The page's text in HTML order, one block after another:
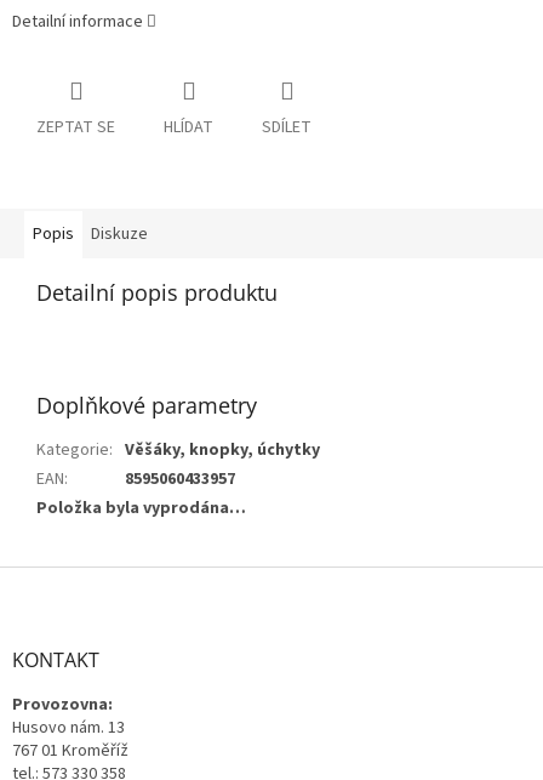
Detailní informace
ZEPTAT SE HLÍDAT SDÍLET
Popis Diskuze
Detailní popis produktu
Doplňkové parametry
Kategorie: Věšáky, knopky, úchytky
EAN:
8595060433957
Položka byla vyprodána…
Z
KONTAKT
Provozovna:
Husovo nám. 13
767 01 Kroměříž
tel.: 573 330 358